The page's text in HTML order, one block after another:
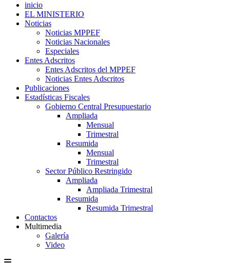
inicio
EL MINISTERIO
Noticias
Noticias MPPEF
Noticias Nacionales
Especiales
Entes Adscritos
Entes Adscritos del MPPEF
Noticias Entes Adscritos
Publicaciones
Estadísticas Fiscales
Gobierno Central Presupuestario
Ampliada
Mensual
Trimestral
Resumida
Mensual
Trimestral
Sector Público Restringido
Ampliada
Ampliada Trimestral
Resumida
Resumida Trimestral
Contactos
Multimedia
Galería
Video